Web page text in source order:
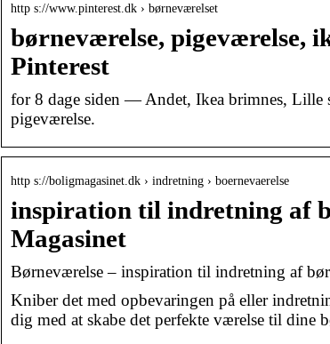
http s://www.pinterest.dk › børneværelset
børneværelse, pigeværelse,
Pinterest
for 8 dage siden — Andet, Ikea brimnes, Lille
pigeværelse.
http s://boligmagasinet.dk › indretning › boernevaerelse
inspiration til indretning af
Magasinet
Børneværelse – inspiration til indretning af
Kniber det med opbevaringen på eller
dig med at skabe det perfekte værelse til dine